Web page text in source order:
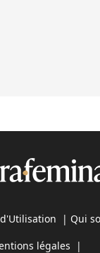
| Qui
légales |